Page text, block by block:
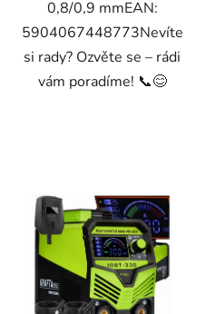
0,8/0,9 mmEAN:
5904067448773Nevíte
si rady? Ozvěte se – rádi
vám poradíme! 📞😊